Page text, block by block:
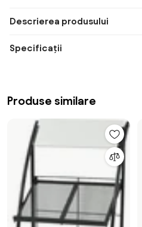
Descrierea produsului
Specificații
Produse similare